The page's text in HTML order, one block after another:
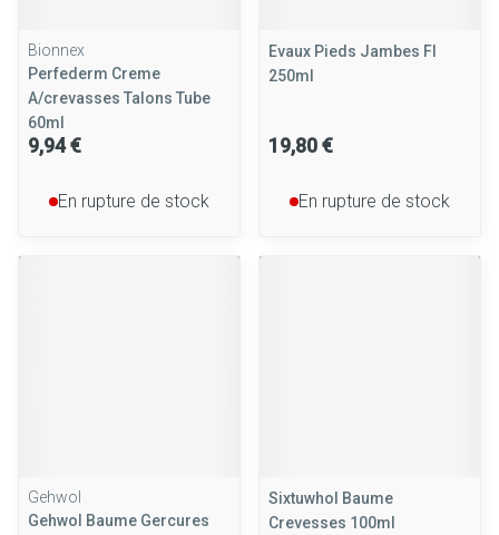
Bionnex
Perfederm Creme
A/crevasses Talons Tube
60ml
9,94 €
En rupture de stock
Evaux Pieds Jambes Fl
250ml
19,80 €
En rupture de stock
Gehwol
Gehwol Baume Gercures
Sixtuwhol Baume
Crevesses 100ml